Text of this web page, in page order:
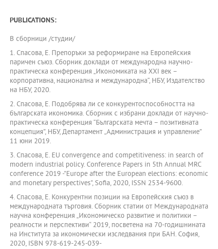
PUBLICATIONS:
В сборници /студии/
1. Спасова, Е. Препоръки за реформиране на Европейския
паричен съюз. Сборник доклади от международна научно-
практическа конференция „Икономиката на ХХІ век –
корпоративна, национална и международна“, НБУ, Издателство
на НБУ, 2020.
2. Спасова, Е. Подобрява ли се конкурентоспособността на
българската икономика. Сборник с избрани доклади от научно-
практическа конференция “Българската мечта – позитивната
концепция”, НБУ, Департамент „Администрация и управление”
11 юни 2019.
3. Спасова, Е. EU convergence and competitiveness: in search of
modern industrial policy. Conference Papers in 5th Annual MRC
conference 2019 -"Europe after the European elections: economic
and monetary perspectives", Sofia, 2020, ISSN 2534-9600.
4. Спасова, Е. Конкурентни позиции на Европейския съюз в
международната търговия. Сборник статии от Международната
научна конференция „Икономическо развитие и политики –
реалности и перспективи“ 2019, посветена на 70-годишнината
на Института за икономически изследвания при БАН. София,
2020, ISBN 978-619-245-039-